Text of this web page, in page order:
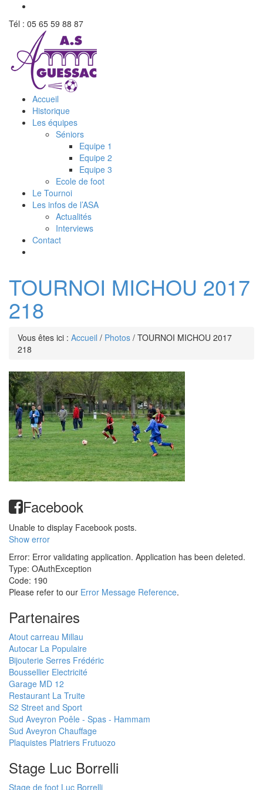
Tél : 05 65 59 88 87
Accueil
Historique
Les équipes
Séniors
Equipe 1
Equipe 2
Equipe 3
Ecole de foot
Le Tournoi
Les infos de l’ASA
Actualités
Interviews
Contact
TOURNOI MICHOU 2017
218
Vous êtes ici : Accueil / Photos / TOURNOI MICHOU 2017
218
Facebook
Unable to display Facebook posts.
Show error
Error: Error validating application. Application has been deleted.
Type: OAuthException
Code: 190
Please refer to our Error Message Reference.
Partenaires
Atout carreau Millau
Autocar La Populaire
Bijouterie Serres Frédéric
Boussellier Electricité
Garage MD 12
Restaurant La Truite
S2 Street and Sport
Sud Aveyron Poêle - Spas - Hammam
Sud Aveyron Chauffage
Plaquistes Platriers Frutuozo
Stage Luc Borrelli
Stage de foot Luc Borrelli